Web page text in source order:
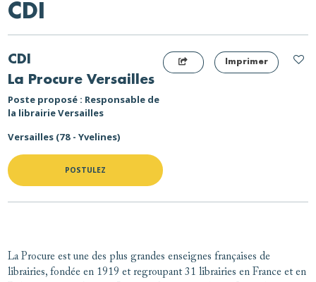
CDI
CDI
La Procure Versailles
Poste proposé : Responsable de
la librairie Versailles
Versailles (78 - Yvelines)
POSTULEZ
Imprimer
La Procure est une des plus grandes enseignes françaises de
librairies, fondée en 1919 et regroupant 31 librairies en France et en